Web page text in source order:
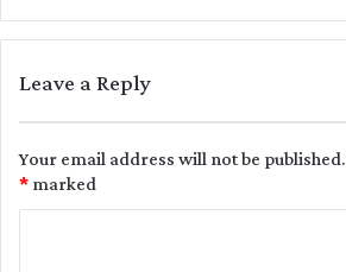
Leave a Reply
Your email address will not be published.
marked
*